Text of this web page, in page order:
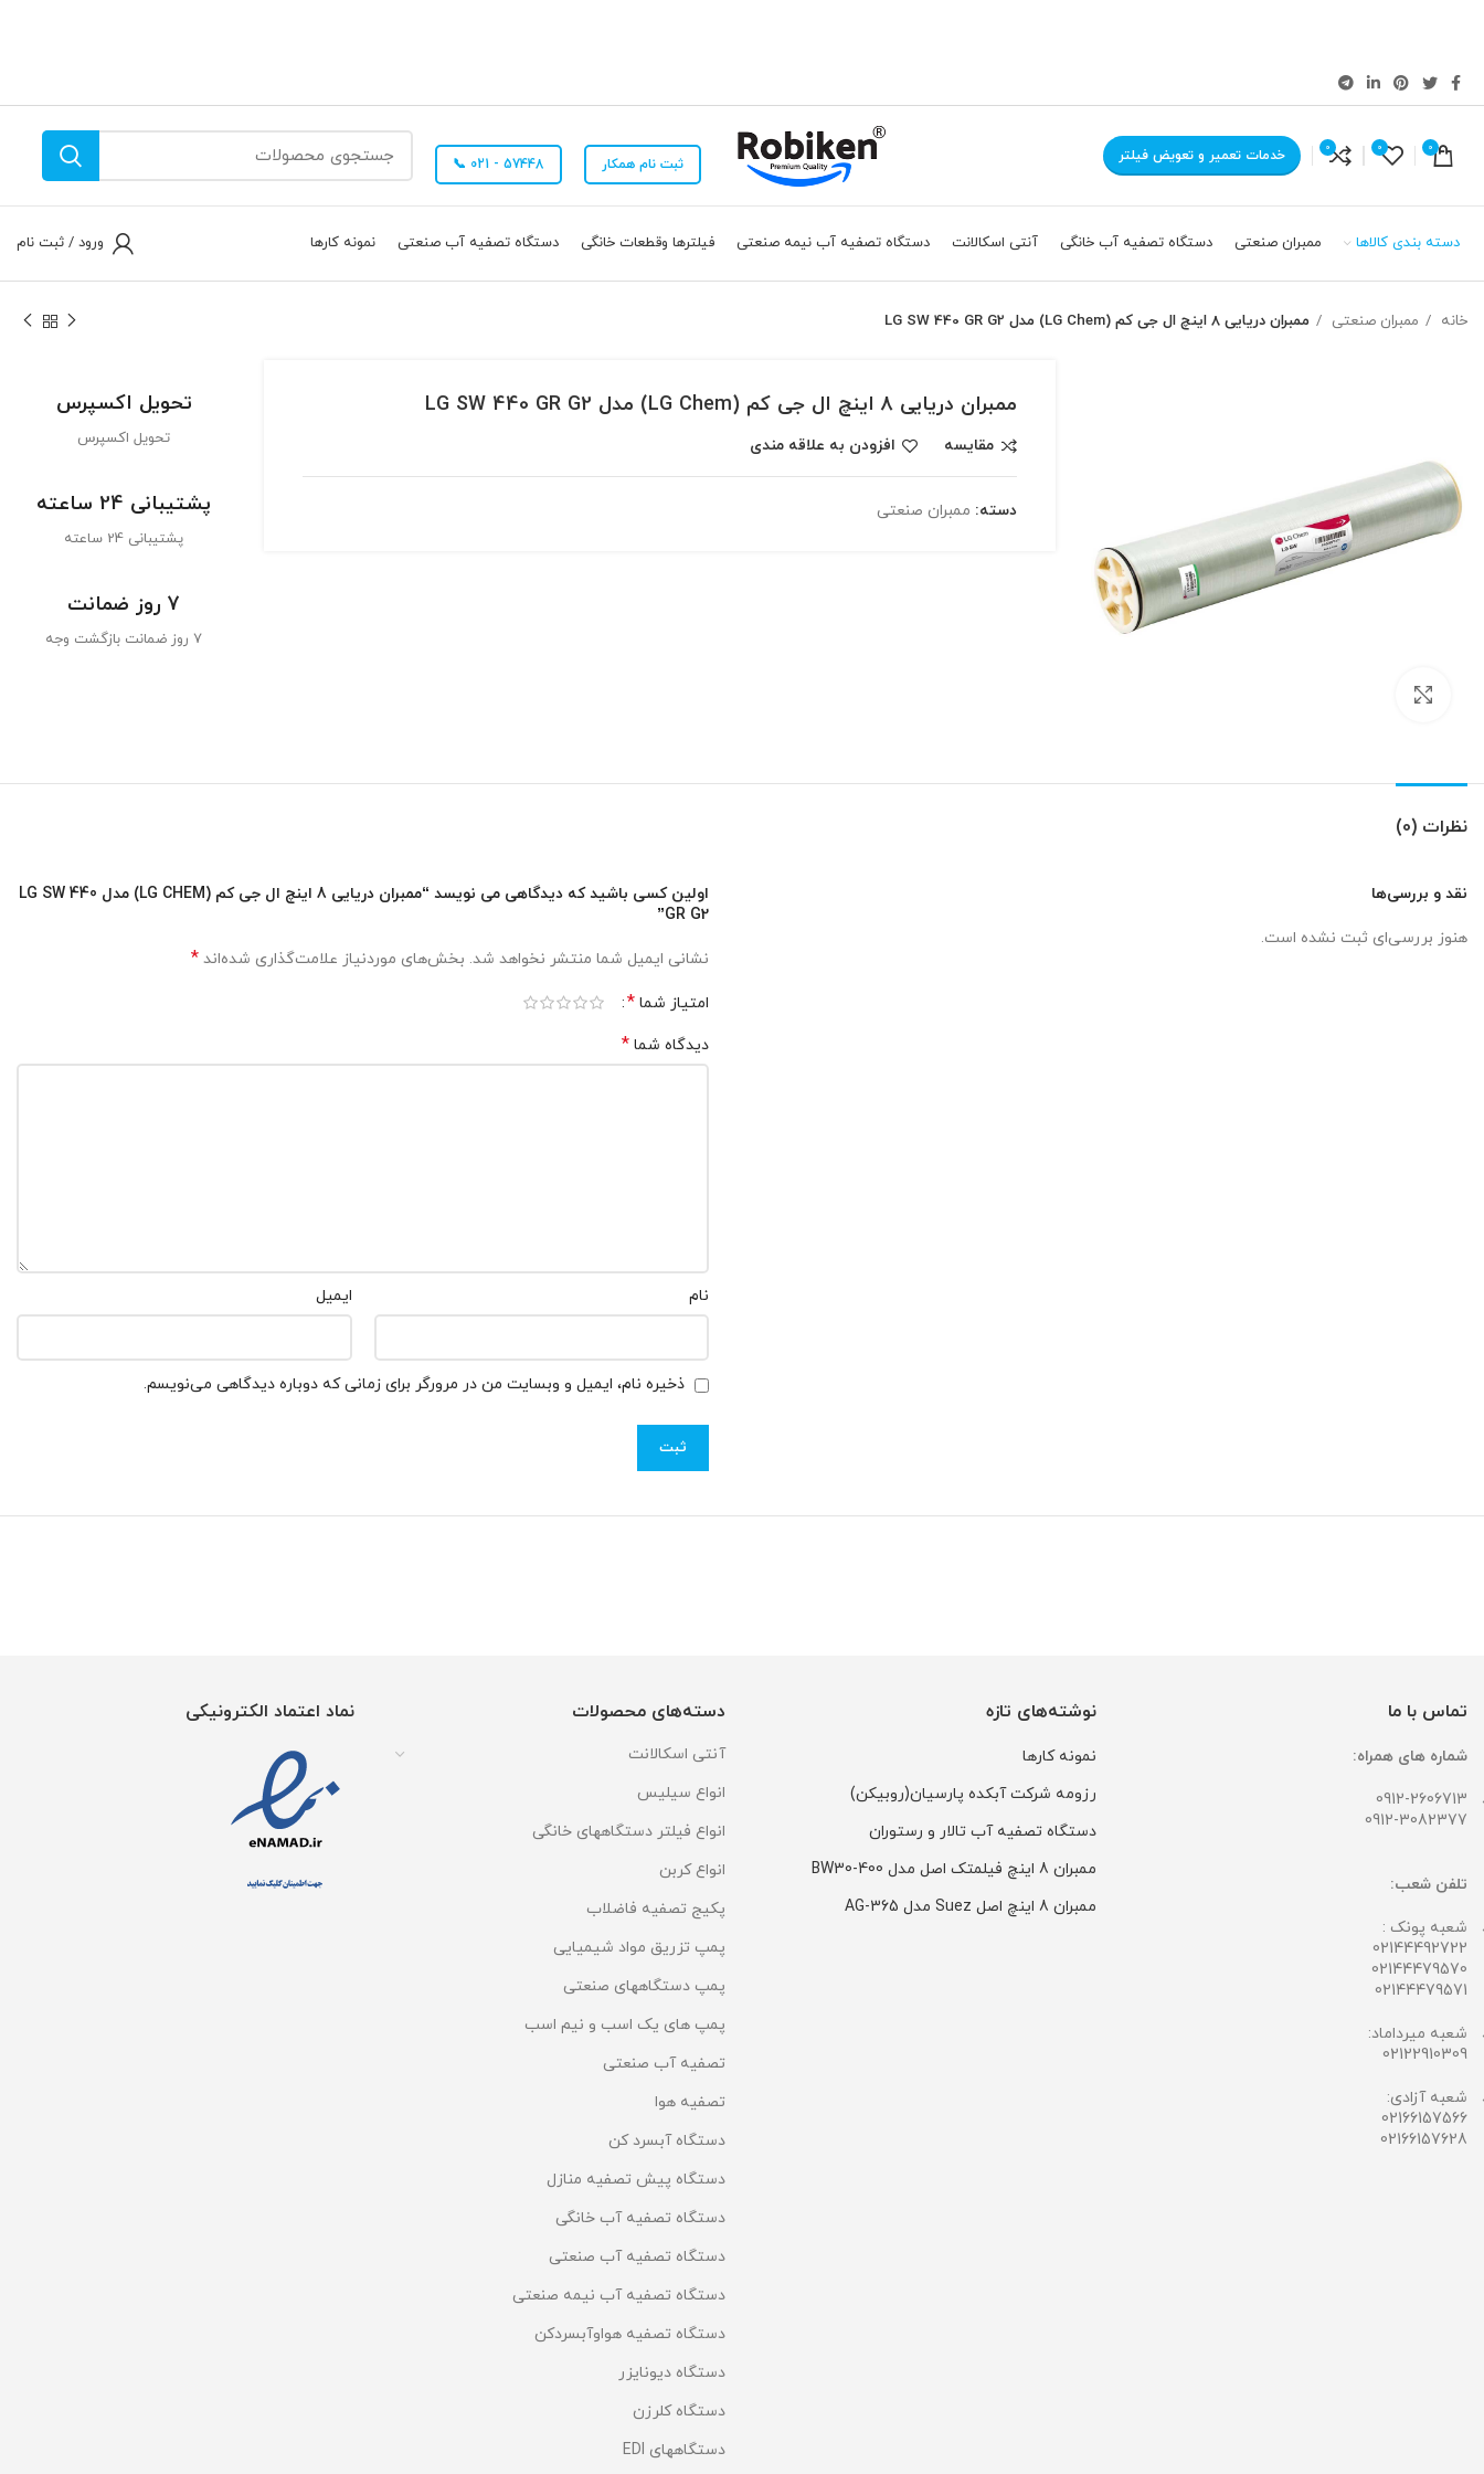
0
0
0 خدمات تعمیر و تعویض فیلتر ثبت نام همکار 57448 - 021 📞
دسته بندی کالاها ممبران صنعتی دستگاه تصفیه آب خانگی آنتی اسکالانت دستگاه تصفیه آب نیمه صنعتی فیلترها وقطعات خانگی دستگاه تصفیه آب صنعتی نمونه کارها ورود / ثبت نام
خانه ممبران صنعتی ممبران دریایی 8 اینچ ال جی کم (LG Chem) مدل LG SW 440 GR G2
ممبران دریایی 8 اینچ ال جی کم (LG Chem) مدل LG SW 440 GR G2
مقایسه افزودن به علاقه مندی
دسته: ممبران صنعتی
تحویل اکسپرس
تحویل اکسپرس
پشتیبانی 24 ساعته
پشتیبانی 24 ساعته
7 روز ضمانت
7 روز ضمانت بازگشت وجه
نظرات (0)
نقد و بررسی‌ها
هنوز بررسی‌ای ثبت نشده است.
اولین کسی باشید که دیدگاهی می نویسد “ممبران دریایی 8 اینچ ال جی کم (LG CHEM) مدل LG SW 440
GR G2”
نشانی ایمیل شما منتشر نخواهد شد. بخش‌های موردنیاز علامت‌گذاری شده‌اند *
امتیاز شما *
دیدگاه شما *
نام ایمیل
ذخیره نام، ایمیل و وبسایت من در مرورگر برای زمانی که دوباره دیدگاهی می‌نویسم.
تماس با ما
شماره های همراه:
0912-2606713
0912-3082377
تلفن شعب:
شعبه پونک :
02144492722
02144479570
02144479571
شعبه میرداماد:
02122910309
شعبه آزادی:
02166157566
02166157628
نوشته‌های تازه
نمونه کارها
رزومه شرکت آبکده پارسیان(روبیکن)
دستگاه تصفیه آب تالار و رستوران
ممبران 8 اینچ فیلمتک اصل مدل BW30-400
ممبران 8 اینچ اصل Suez مدل AG-365
دسته‌های محصولات
آنتی اسکالانت
انواع سیلیس
انواع فیلتر دستگاههای خانگی
انواع کربن
پکیج تصفیه فاضلاب
پمپ تزریق مواد شیمیایی
پمپ دستگاههای صنعتی
پمپ های یک اسب و نیم اسب
تصفیه آب صنعتی
تصفیه هوا
دستگاه آبسرد کن
دستگاه پیش تصفیه منازل
دستگاه تصفیه آب خانگی
دستگاه تصفیه آب صنعتی
دستگاه تصفیه آب نیمه صنعتی
دستگاه تصفیه هواوآبسردکن
دستگاه دیونایزر
دستگاه کلرزن
دستگاههای EDI
نماد اعتماد الکترونیکی